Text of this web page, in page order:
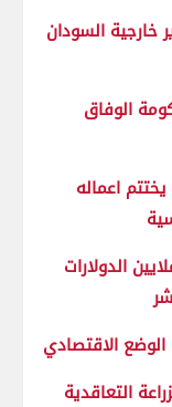
خارجية السودان
الوفاق
اعماله
الدولارات
الاقتصادي
التعاقدية